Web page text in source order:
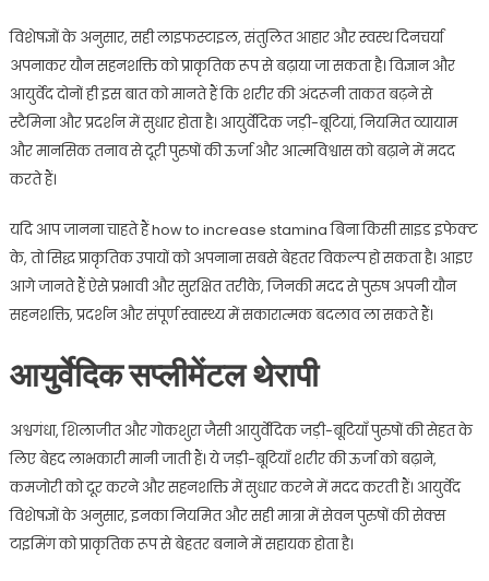
विशेषज्ञों के अनुसार, सही लाइफस्टाइल, संतुलित आहार और स्वस्थ दिनचर्या
अपनाकर यौन सहनशक्ति को प्राकृतिक रूप से बढ़ाया जा सकता है। विज्ञान और
आयुर्वेद दोनों ही इस बात को मानते हैं कि शरीर की अंदरूनी ताकत बढ़ने से
स्टैमिना और प्रदर्शन में सुधार होता है। आयुर्वेदिक जड़ी-बूटियां, नियमित व्यायाम
और मानसिक तनाव से दूरी पुरुषों की ऊर्जा और आत्मविश्वास को बढ़ाने में मदद
करते हैं।
यदि आप जानना चाहते हैंhow to increase staminaबिना किसी साइड इफेक्ट
के, तो सिद्ध प्राकृतिक उपायों को अपनाना सबसे बेहतर विकल्प हो सकता है। आइए
आगे जानते हैं ऐसे प्रभावी और सुरक्षित तरीके, जिनकी मदद से पुरुष अपनी यौन
सहनशक्ति, प्रदर्शन और संपूर्ण स्वास्थ्य में सकारात्मक बदलाव ला सकते हैं।
आयुर्वेदिक सप्लीमेंटल थेरापी
अश्वगंधा, शिलाजीत और गोकशुरा जैसी आयुर्वेदिक जड़ी-बूटियाँ पुरुषों की सेहत के
लिए बेहद लाभकारी मानी जाती हैं। ये जड़ी-बूटियाँ शरीर की ऊर्जा को बढ़ाने,
कमजोरी को दूर करने और सहनशक्ति में सुधार करने में मदद करती हैं। आयुर्वेद
विशेषज्ञों के अनुसार, इनका नियमित और सही मात्रा में सेवन पुरुषों की सेक्स
टाइमिंग को प्राकृतिक रूप से बेहतर बनाने में सहायक होता है।